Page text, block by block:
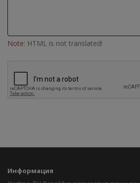
Note: HTML is not translated!
Информация